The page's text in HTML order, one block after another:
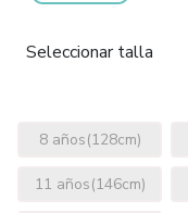
Seleccionar talla
8 años(128cm)
11 años(146cm)